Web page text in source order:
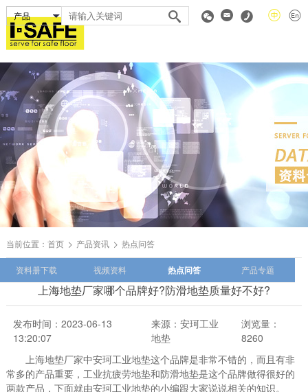
当前位置： 首页 产品资讯 热点问答
资料册下载 视频资料 热点问答 产品专题
上海地垫厂家哪个品牌好?防滑地垫质量好不好?
发布时间：2023-06-13
13:20:07
来源：安珂工业
地垫
浏览量：
8260
上海地垫厂家中安珂工业地垫这个品牌是非常不错的，而且有非
常多的产品重要，工业抗疲劳地垫和防滑地垫是这个品牌做得很好的
两款产品，下面就由安珂工业地垫的小编跟大家说说相关的知识。